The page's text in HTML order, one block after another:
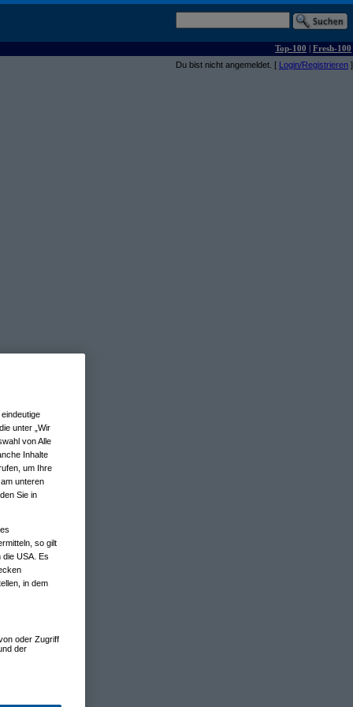
Top-100 | Fresh-100
Du bist nicht angemeldet. [ Login/Registrieren ]
unter „Wir
von Alle
Inhalte
um Ihre
unteren
Sie in
so gilt
die USA. Es
in dem
oder Zugriff
der